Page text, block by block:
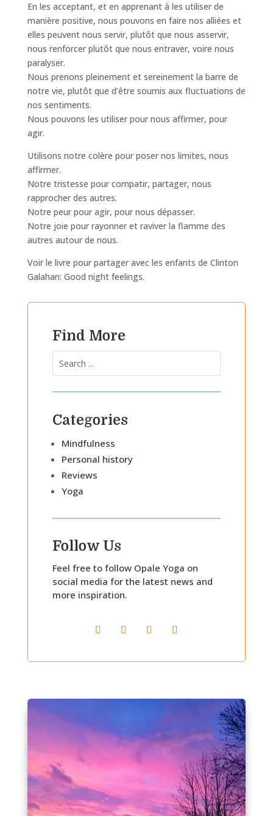
En les acceptant, et en apprenant à les utiliser de
manière positive, nous pouvons en faire nos alliées et
elles peuvent nous servir, plutôt que nous asservir,
nous renforcer plutôt que nous entraver, voire nous
paralyser.
Nous prenons pleinement et sereinement la barre de
notre vie, plutôt que d’être soumis aux fluctuations de
nos sentiments.
Nous pouvons les utiliser pour nous affirmer, pour
agir.
Utilisons notre colère pour poser nos limites, nous
affirmer.
Notre tristesse pour compatir, partager, nous
rapprocher des autres.
Notre peur pour agir, pour nous dépasser.
Notre joie pour rayonner et raviver la flamme des
autres autour de nous.
Voir le livre pour partager avec les enfants de Clinton
Galahan: Good night feelings.
Find More
Categories
Mindfulness
Personal history
Reviews
Yoga
Follow Us
Feel free to follow Opale Yoga on
social media for the latest news and
more inspiration.